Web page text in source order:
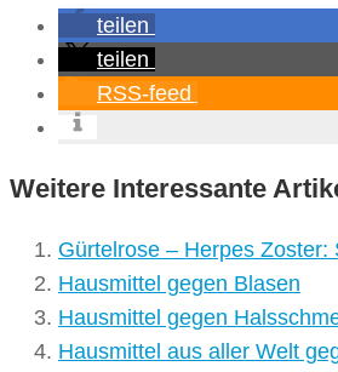
teilen
teilen
RSS-feed
Weitere Interessante
Gürtelrose – Herpes
Hausmittel gegen Blasen
Hausmittel gegen
Hausmittel aus aller Welt